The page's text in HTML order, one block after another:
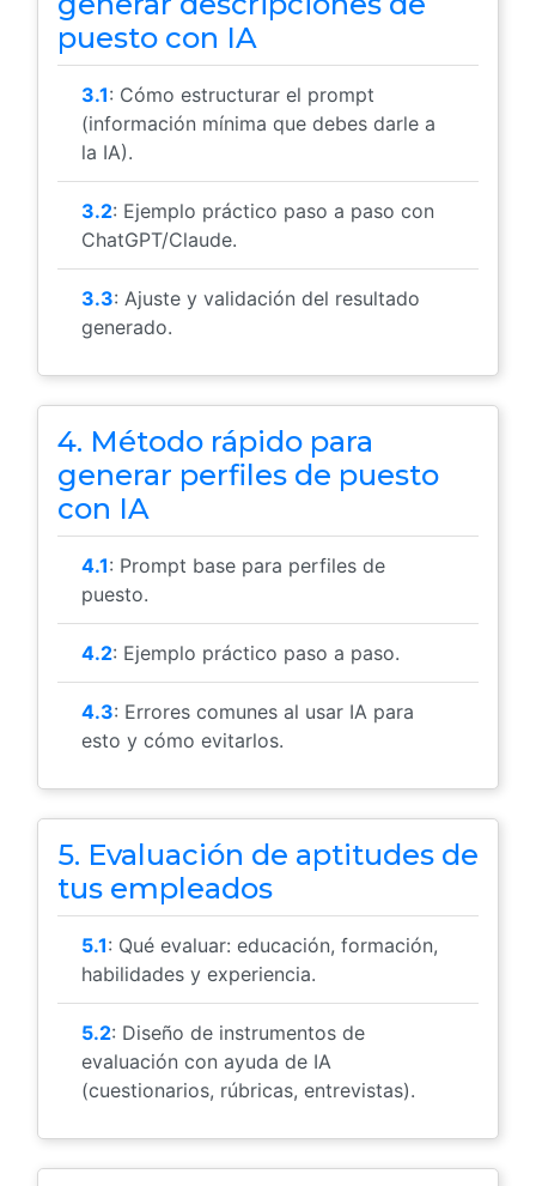
puesto con IA
3.1: Cómo estructurar el prompt
(información mínima que debes darle a
la IA).
3.2: Ejemplo práctico paso a paso con
ChatGPT/Claude.
3.3: Ajuste y validación del resultado
generado.
4. Método rápido para
generar perfiles de puesto
con IA
4.1: Prompt base para perfiles de
puesto.
4.2: Ejemplo práctico paso a paso.
4.3: Errores comunes al usar IA para
esto y cómo evitarlos.
5. Evaluación de aptitudes de
tus empleados
5.1: Qué evaluar: educación, formación,
habilidades y experiencia.
5.2: Diseño de instrumentos de
evaluación con ayuda de IA
(cuestionarios, rúbricas, entrevistas).